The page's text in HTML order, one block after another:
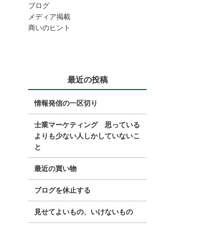
ブログ
メディア掲載
商いのヒント
最近の投稿
情報発信の一区切り
士業マーケティング 思っている
よりも少ない人しかしていないこ
と
最近の買い物
ブログを休止する
見せてよいもの、いけないもの